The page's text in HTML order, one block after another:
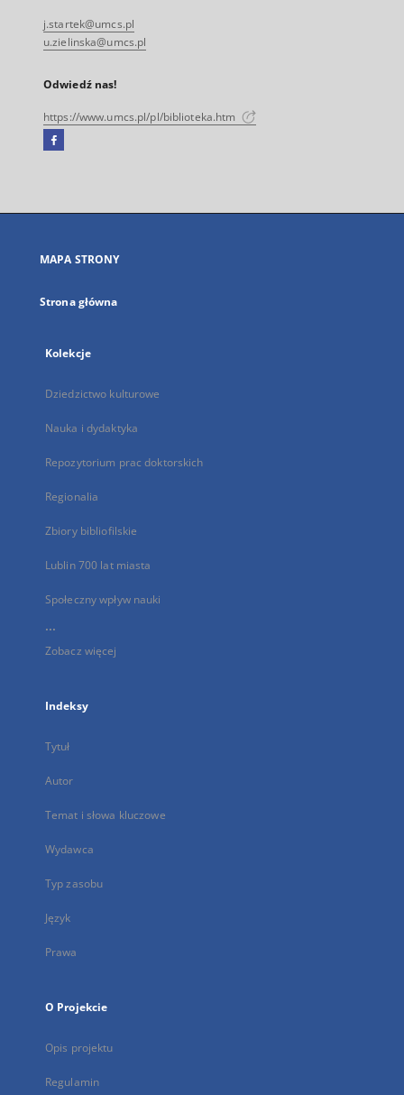
j.startek@umcs.pl
u.zielinska@umcs.pl
Odwiedź nas!
https://www.umcs.pl/pl/biblioteka.htm
Facebook
się
karcie
MAPA STRONY
Strona główna
Kolekcje
Dziedzictwo kulturowe
Nauka i dydaktyka
Repozytorium prac doktorskich
Regionalia
Zbiory bibliofilskie
Lublin 700 lat miasta
Społeczny wpływ nauki
...
Zobacz więcej
Indeksy
Tytuł
Autor
Temat i słowa kluczowe
Wydawca
Typ zasobu
Język
Prawa
O Projekcie
Opis projektu
Regulamin